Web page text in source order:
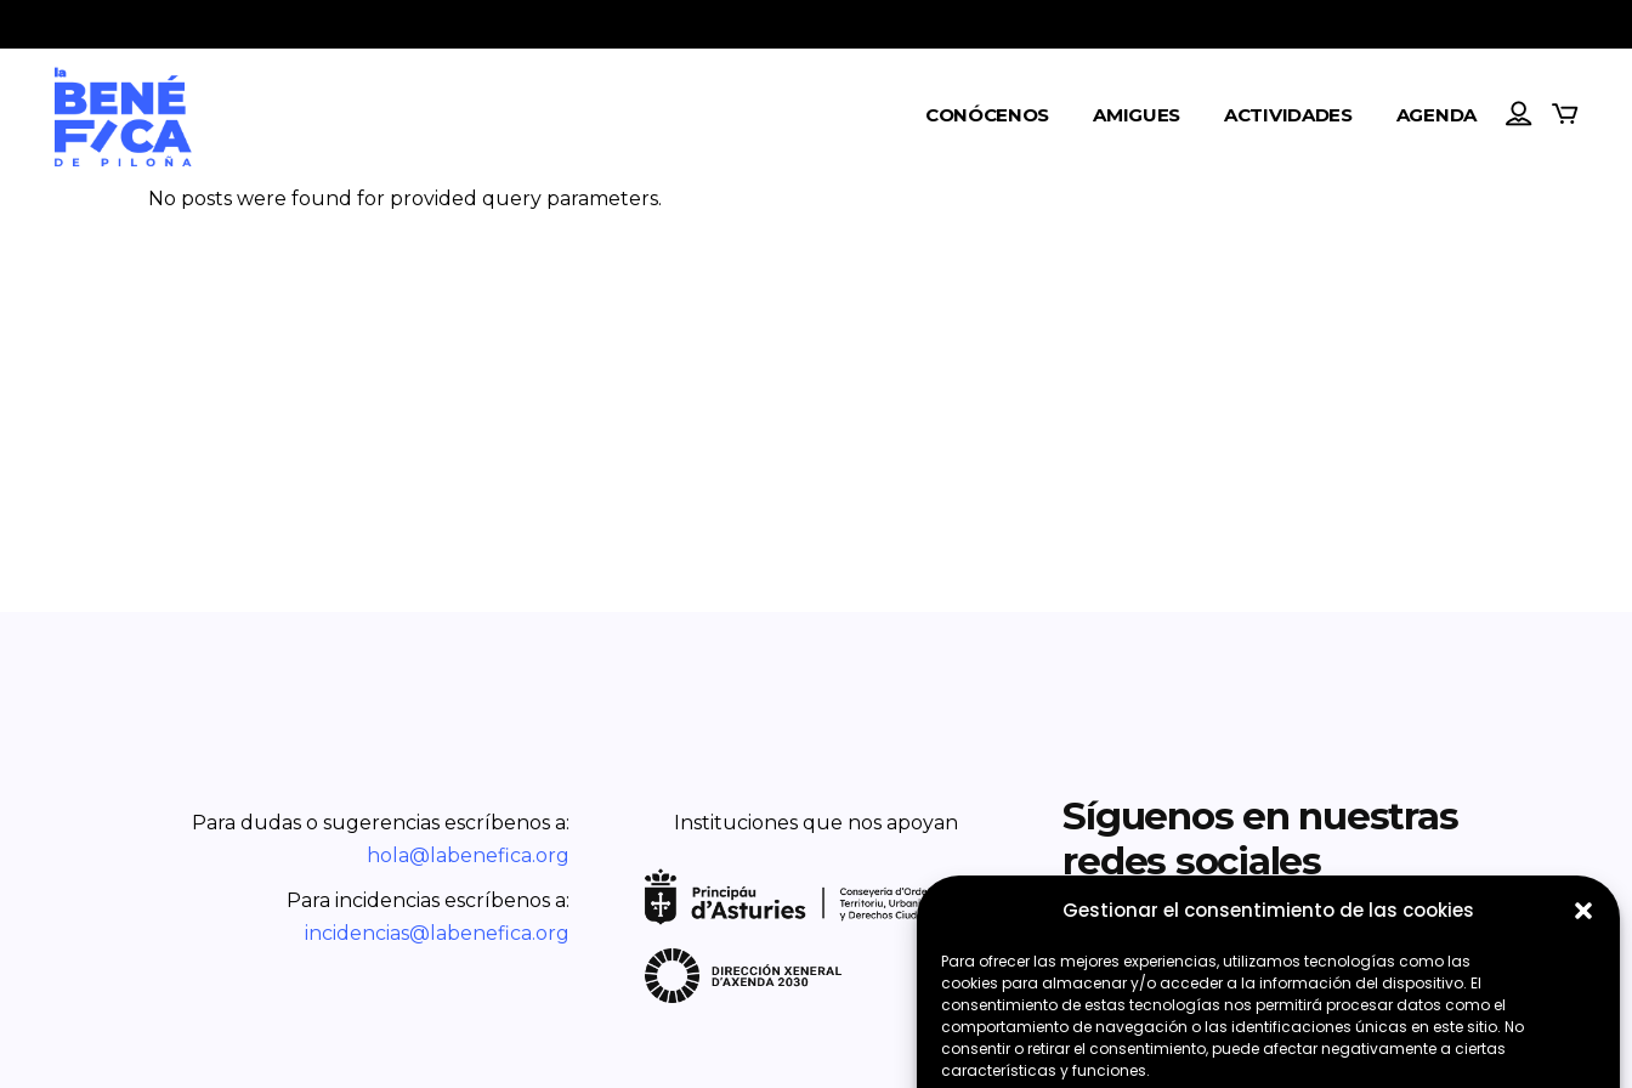
Gestionar el consentimiento de las cookies
Para ofrecer las mejores experiencias, utilizamos tecnologías como las
cookies para almacenar y/o acceder a la información del dispositivo. El
consentimiento de estas tecnologías nos permitirá procesar datos como el
comportamiento de navegación o las identificaciones únicas en este sitio. No
consentir o retirar el consentimiento, puede afectar negativamente a ciertas
características y funciones.
CONÓCENOS AMIGUES ACTIVIDADES AGENDA
No posts were found for provided query parameters.
Para dudas o sugerencias escríbenos a:
hola@labenefica.org
Para incidencias escríbenos a:
incidencias@labenefica.org
Instituciones que nos apoyan
Síguenos en nuestras
redes sociales